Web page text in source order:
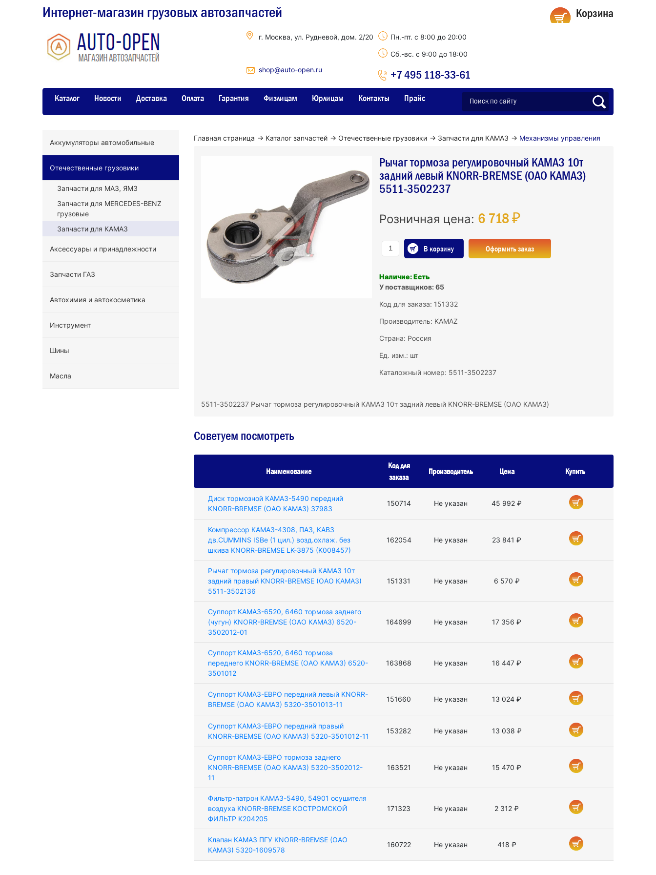
Интернет-магазин грузовых автозапчастей
г. Москва, ул. Рудневой, дом. 2/20
shop@auto-open.ru
Пн.-пт. с 8:00 до 20:00
Сб.-вс. с 9:00 до 18:00
+7 495 118-33-61
Корзина
Каталог Новости Доставка Оплата Гарантия Физлицам Юрлицам Контакты Прайс
Аккумуляторы автомобильные
Отечественные грузовики
Запчасти для МАЗ, ЯМЗ
Запчасти для MERCEDES-BENZ
грузовые
Запчасти для КАМАЗ
Аксессуары и принадлежности
Запчасти ГАЗ
Автохимия и автокосметика
Инструмент
Шины
Масла
Главная страница → Каталог запчастей → Отечественные грузовики → Запчасти для КАМАЗ → Механизмы управления
Рычаг тормоза регулировочный КАМАЗ 10т
задний левый KNORR-BREMSE (ОАО КАМАЗ)
5511-3502237
Розничная цена: 6 718 ₽
В корзину Оформить заказ
Наличие: Есть
У поставщиков: 65
Код для заказа: 151332
Производитель: KAMAZ
Страна: Россия
Ед. изм.: шт
Каталожный номер: 5511-3502237
5511-3502237 Рычаг тормоза регулировочный КАМАЗ 10т задний левый KNORR-BREMSE (ОАО КАМАЗ)
Советуем посмотреть
Наименование
Код для
заказа
Производитель Цена Купить
Диск тормозной КАМАЗ-5490 передний
KNORR-BREMSE (ОАО КАМАЗ) 37983
150714 Не указан 45 992 ₽
Компрессор КАМАЗ-4308, ПАЗ, КАВЗ
дв.CUMMINS ISBe (1 цил.) возд.охлаж. без
шкива KNORR-BREMSE LK-3875 (K008457)
162054 Не указан 23 841 ₽
Рычаг тормоза регулировочный КАМАЗ 10т
задний правый KNORR-BREMSE (ОАО КАМАЗ)
5511-3502136
151331 Не указан 6 570 ₽
Суппорт КАМАЗ-6520, 6460 тормоза заднего
(чугун) KNORR-BREMSE (ОАО КАМАЗ) 6520-
3502012-01
164699 Не указан 17 356 ₽
Суппорт КАМАЗ-6520, 6460 тормоза
переднего KNORR-BREMSE (ОАО КАМАЗ) 6520-
3501012
163868 Не указан 16 447 ₽
Суппорт КАМАЗ-ЕВРО передний левый KNORR-
BREMSE (ОАО КАМАЗ) 5320-3501013-11
151660 Не указан 13 024 ₽
Суппорт КАМАЗ-ЕВРО передний правый
KNORR-BREMSE (ОАО КАМАЗ) 5320-3501012-11
153282 Не указан 13 038 ₽
Суппорт КАМАЗ-ЕВРО тормоза заднего
KNORR-BREMSE (ОАО КАМАЗ) 5320-3502012-
11
163521 Не указан 15 470 ₽
Фильтр-патрон КАМАЗ-5490, 54901 осушителя
воздуха KNORR-BREMSE КОСТРОМСКОЙ
ФИЛЬТР K204205
171323 Не указан 2 312 ₽
Клапан КАМАЗ ПГУ KNORR-BREMSE (ОАО
КАМАЗ) 5320-1609578
160722 Не указан 418 ₽